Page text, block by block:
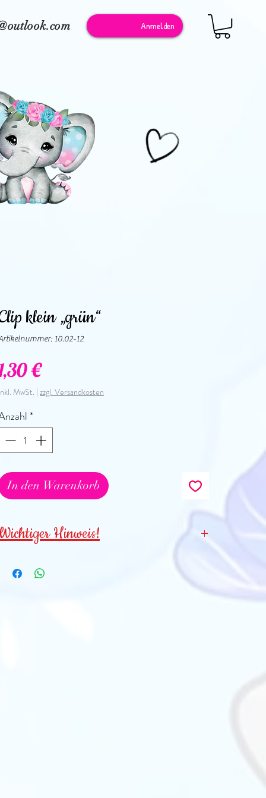
Anmelden
klein „grün“
10.02-12
€Preis
MwSt. | zzgl. Versandkosten
*
In den Warenkorb
Hinweis!
Kinder
3 Jahren NICHT geeignet